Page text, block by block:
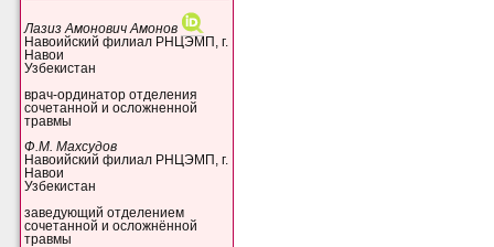
Лазиз Амонович Амонов
Навоийский филиал РНЦЭМП, г.
Навои
Узбекистан
врач-ординатор отделения
сочетанной и осложненной
травмы
Ф.М. Махсудов
Навоийский филиал РНЦЭМП, г.
Навои
Узбекистан
заведующий отделением
сочетанной и осложнённой
травмы